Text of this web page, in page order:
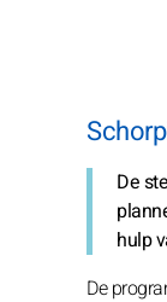
De
hulp
De